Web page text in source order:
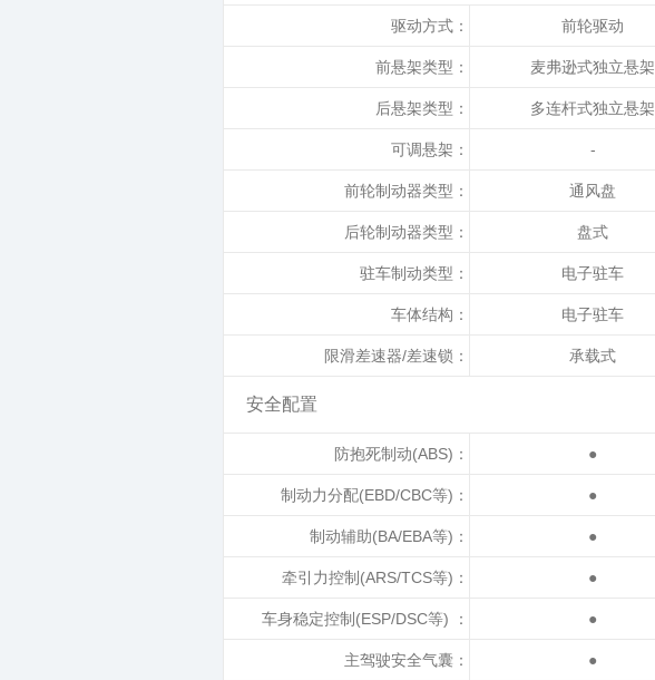
驱动方式： 前轮驱动
前悬架类型： 麦弗逊式独立悬架
后悬架类型： 多连杆式独立悬架
可调悬架： -
前轮制动器类型： 通风盘
后轮制动器类型： 盘式
驻车制动类型： 电子驻车
车体结构： 电子驻车
限滑差速器/差速锁： 承载式
安全配置
防抱死制动(ABS)： ●
制动力分配(EBD/CBC等)： ●
制动辅助(BA/EBA等)： ●
牵引力控制(ARS/TCS等)： ●
车身稳定控制(ESP/DSC等) ： ●
主驾驶安全气囊： ●